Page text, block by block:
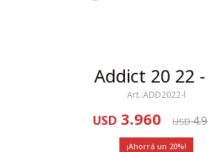
Addict 20 22
ADD2022-l
USD 3.960 USD
20